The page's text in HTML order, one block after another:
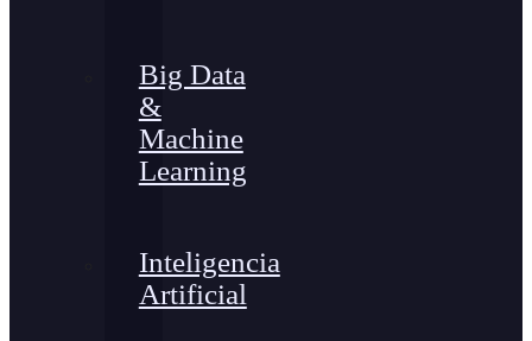
Big Data
&
Machine
Learning
Inteligencia
Artificial